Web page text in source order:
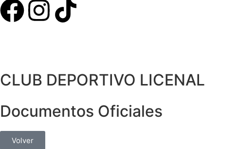
CLUB DEPORTIVO LICENAL
Documentos Oficiales
Volver